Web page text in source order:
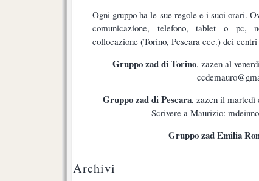
Ogni gruppo ha le sue regole e i suoi orari.
comunicazione, telefono, tablet o pc,
collocazione (Torino, Pescara ecc.) dei
Gruppo zad di Torino, zazen al
Gruppo zad di Pescara, zazen il martedì
Scrivere a Maurizio:
Gruppo zad Emilia
Archivi